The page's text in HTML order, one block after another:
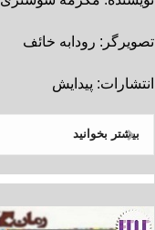
تصویرگر: رودابه خائف
انتشارات: پیدایش
بیشتر بخوانید